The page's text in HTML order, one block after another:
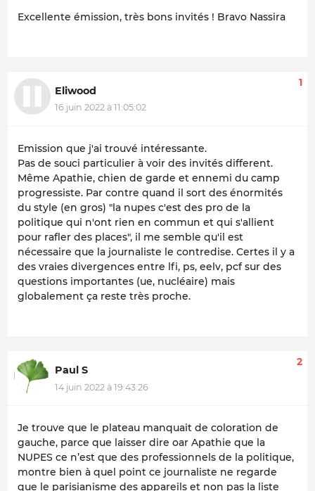
Excellente émission, très bons invités ! Bravo Nassira
Eliwood
16 juin 2022 à 11:05:02
1
Emission que j'ai trouvé intéressante.
Pas de souci particulier à voir des invités different.
Même Apathie, chien de garde et ennemi du camp
progressiste. Par contre quand il sort des énormités
du style (en gros) "la nupes c'est des pro de la
politique qui n'ont rien en commun et qui s'allient
pour rafler des places", il me semble qu'il est
nécessaire que la journaliste le contredise. Certes il y a
des vraies divergences entre lfi, ps, eelv, pcf sur des
questions importantes (ue, nucléaire) mais
globalement ça reste très proche.
Paul S
14 juin 2022 à 19:43:26
2
Je trouve que le plateau manquait de coloration de
gauche, parce que laisser dire oar Apathie que la
NUPES ce n’est que des professionnels de la politique,
montre bien à quel point ce journaliste ne regarde
que le parisianisme des appareils et non pas la liste